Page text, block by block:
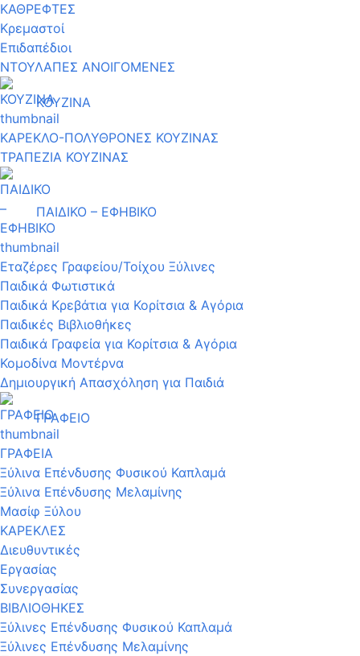
ΚΑΘΡΕΦΤΕΣ
Κρεμαστοί
Επιδαπέδιοι
ΝΤΟΥΛΑΠΕΣ ΑΝΟΙΓΟΜΕΝΕΣ
ΚΟΥΖΙΝΑ
ΚΑΡΕΚΛΟ-ΠΟΛΥΘΡΟΝΕΣ ΚΟΥΖΙΝΑΣ
ΤΡΑΠΕΖΙΑ ΚΟΥΖΙΝΑΣ
ΠΑΙΔΙΚΟ – ΕΦΗΒΙΚΟ
Εταζέρες Γραφείου/Τοίχου Ξύλινες
Παιδικά Φωτιστικά
Παιδικά Κρεβάτια για Κορίτσια & Αγόρια
Παιδικές Βιβλιοθήκες
Παιδικά Γραφεία για Κορίτσια & Αγόρια
Κομοδίνα Μοντέρνα
Δημιουργική Απασχόληση για Παιδιά
ΓΡΑΦΕΙΟ
ΓΡΑΦΕΙΑ
Ξύλινα Επένδυσης Φυσικού Καπλαμά
Ξύλινα Επένδυσης Μελαμίνης
Μασίφ Ξύλου
ΚΑΡΕΚΛΕΣ
Διευθυντικές
Εργασίας
Συνεργασίας
ΒΙΒΛΙΟΘΗΚΕΣ
Ξύλινες Επένδυσης Φυσικού Καπλαμά
Ξύλινες Επένδυσης Μελαμίνης